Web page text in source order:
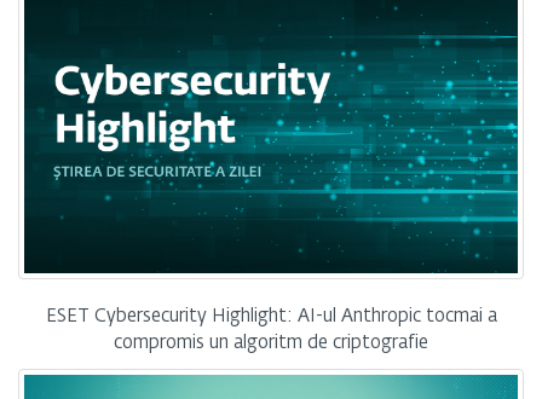
ESET Cybersecurity Highlight: AI-ul Anthropic tocmai a
compromis un algoritm de criptografie